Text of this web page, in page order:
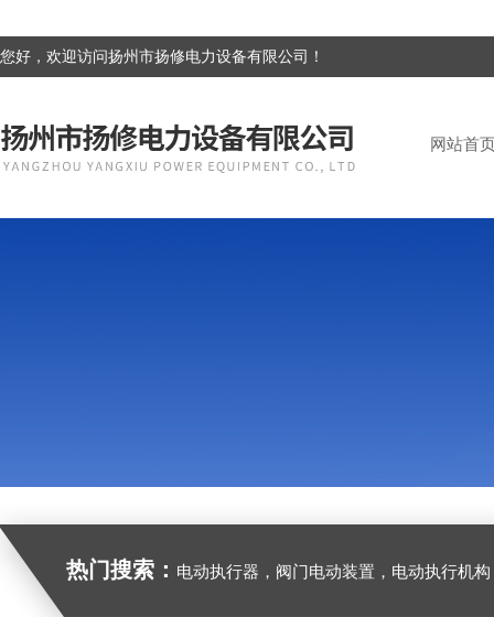
您好，欢迎访问扬州市扬修电力设备有限公司！
网站首
热门搜索： 电动执行器，阀门电动装置，电动执行机构，阀门驱动装置，电动头，角行